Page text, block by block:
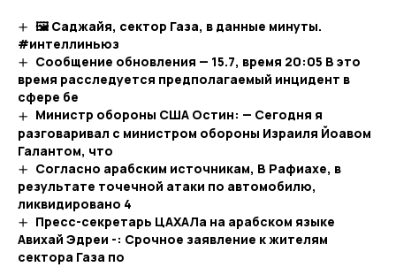
🖼 Саджайя, сектор Газа, в данные минуты.
#интеллиньюз​
Сообщение обновления — 15.7, время 20:05 В это
время расследуется предполагаемый инцидент в
сфере бе
Министр обороны США Остин: — Сегодня я
разговаривал с министром обороны Израиля Йоавом
Галантом, что
Согласно арабским источникам, В Рафиахе, в
результате точечной атаки по автомобилю,
ликвидировано 4
Пресс-секретарь ЦАХАЛа на арабском языке
Авихай Эдреи -: Срочное заявление к жителям
сектора Газа по